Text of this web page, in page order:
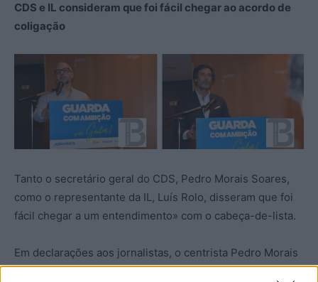
CDS e IL consideram que foi fácil chegar ao acordo de
coligação
Tanto o secretário geral do CDS, Pedro Morais Soares,
como o representante da IL, Luís Rolo, disseram que foi
fácil chegar a um entendimento» com o cabeça-de-lista.
Em declarações aos jornalistas, o centrista Pedro Morais
Soares justificou que o CDS aceitou fazer parte da